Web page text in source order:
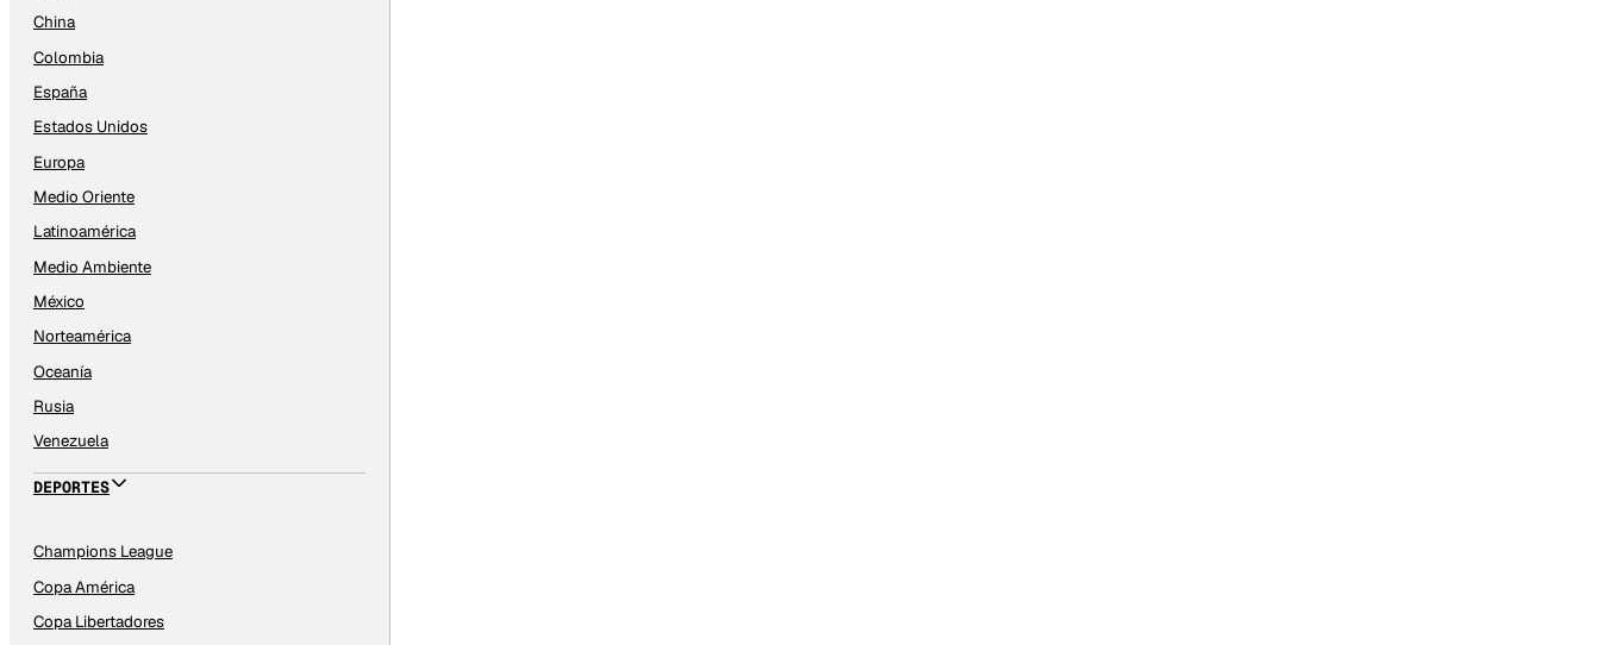
China
Colombia
España
Estados Unidos
Europa
Medio Oriente
Latinoamérica
Medio Ambiente
México
Norteamérica
Oceanía
Rusia
Venezuela
DEPORTES
Champions League
Copa América
Copa Libertadores